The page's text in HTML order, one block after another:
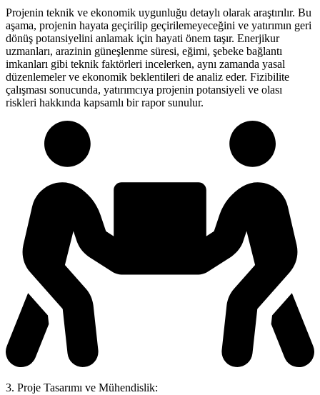
Projenin teknik ve ekonomik uygunluğu detaylı olarak araştırılır. Bu
aşama, projenin hayata geçirilip geçirilemeyeceğini ve yatırımın geri
dönüş potansiyelini anlamak için hayati önem taşır. Enerjikur
uzmanları, arazinin güneşlenme süresi, eğimi, şebeke bağlantı
imkanları gibi teknik faktörleri incelerken, aynı zamanda yasal
düzenlemeler ve ekonomik beklentileri de analiz eder. Fizibilite
çalışması sonucunda, yatırımcıya projenin potansiyeli ve olası
riskleri hakkında kapsamlı bir rapor sunulur.
3. Proje Tasarımı ve Mühendislik: